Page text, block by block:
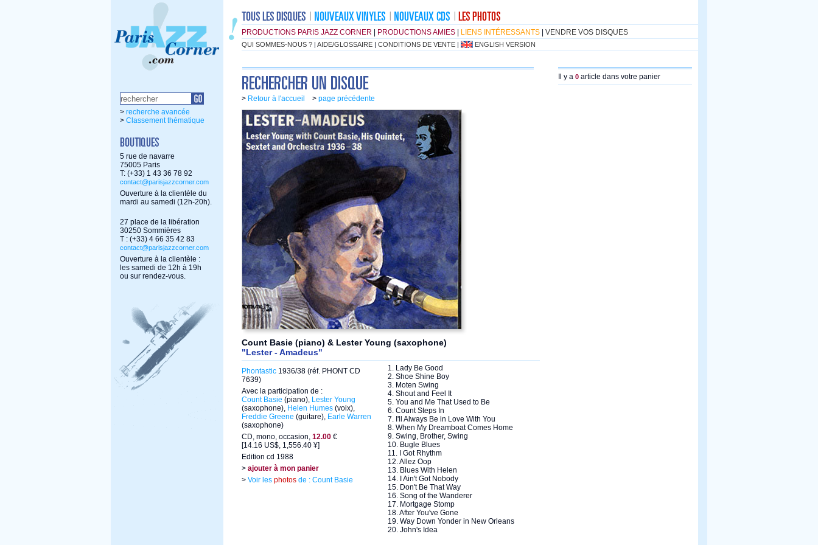
PRODUCTIONS PARIS JAZZ CORNER PRODUCTIONS AMIES LIENS INTÉRESSANTS VENDRE VOS DISQUES
QUI SOMMES-NOUS ? | AIDE/GLOSSAIRE | CONDITIONS DE VENTE | ENGLISH VERSION
> recherche avancée
> Classement thématique
5 rue de navarre
75005 Paris
T: (+33) 1 43 36 78 92
contact@parisjazzcorner.com
Ouverture à la clientèle du
mardi au samedi (12h-20h).
27 place de la libération
30250 Sommières
T : (+33) 4 66 35 42 83
contact@parisjazzcorner.com
Ouverture à la clientèle :
les samedi de 12h à 19h
ou sur rendez-vous.
> Retour à l'accueil > page précédente
Count Basie (piano) & Lester Young (saxophone)
"Lester - Amadeus"
Phontastic 1936/38 (réf. PHONT CD
7639)
Avec la participation de :
Count Basie (piano), Lester Young
(saxophone), Helen Humes (voix),
Freddie Greene (guitare), Earle Warren
(saxophone)
CD, mono, occasion, 12.00 €
[14.16 US$, 1,556.40 ¥]
Edition cd 1988
> ajouter à mon panier
> Voir les photos de : Count Basie
1. Lady Be Good
2. Shoe Shine Boy
3. Moten Swing
4. Shout and Feel It
5. You and Me That Used to Be
6. Count Steps In
7. I'll Always Be in Love With You
8. When My Dreamboat Comes Home
9. Swing, Brother, Swing
10. Bugle Blues
11. I Got Rhythm
12. Allez Oop
13. Blues With Helen
14. I Ain't Got Nobody
15. Don't Be That Way
16. Song of the Wanderer
17. Mortgage Stomp
18. After You've Gone
19. Way Down Yonder in New Orleans
20. John's Idea
Il y a 0 article dans votre panier